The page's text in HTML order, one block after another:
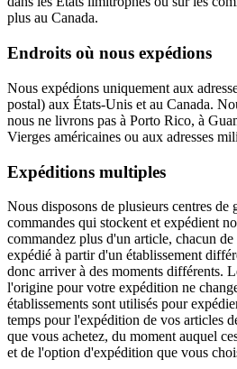
plus au Canada.
Endroits où nous expédions
Nous expédions uniquement aux
postal) aux États-Unis et au Canada.
nous ne livrons pas à Porto Rico, à
Vierges américaines ou aux adresses
Expéditions multiples
Nous disposons de plusieurs centres de
commandes qui stockent et expédient
commandez plus d'un article, chacun
expédié à partir d'un établissement
donc arriver à des moments différents.
l'origine pour votre expédition ne
établissements sont utilisés pour
temps pour l'expédition de vos articles
que vous achetez, du moment auquel
et de l'option d'expédition que vous